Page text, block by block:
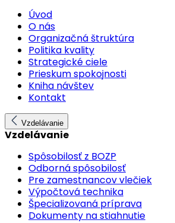
Úvod
O nás
Organizačná štruktúra
Politika kvality
Strategické ciele
Prieskum spokojnosti
Kniha návštev
Kontakt
Vzdelávanie
Vzdelávanie
Spôsobilosť z BOZP
Odborná spôsobilosť
Pre zamestnancov vlečiek
Výpočtová technika
Špecializovaná príprava
Dokumenty na stiahnutie